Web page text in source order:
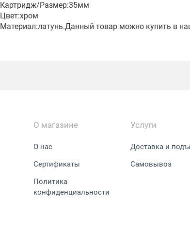
Картридж/Размер:35мм
Цвет:хром
Материал:латунь.Данный товар можно купить в
О магазине
О нас
Сертификаты
Политика
конфиденциальности
Услуги
Доставка и
Самовывоз